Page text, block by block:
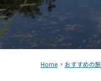
Home おすすめの旅